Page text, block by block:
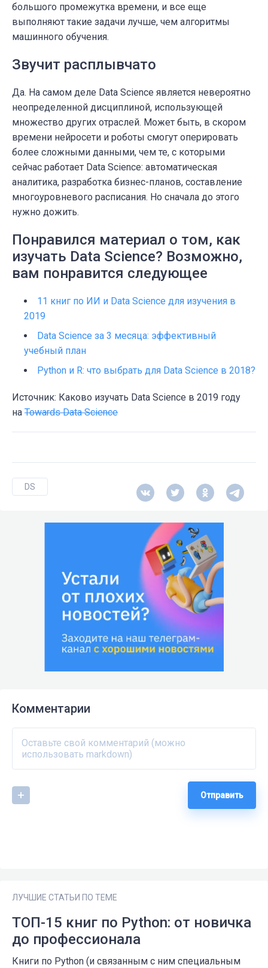
большого промежутка времени, и все еще
выполняют такие задачи лучше, чем алгоритмы
машинного обучения.
Звучит расплывчато
Да. На самом деле Data Science является невероятно
неопределенной дисциплиной, использующей
множество других отраслей. Может быть, в скором
времени нейросети и роботы смогут оперировать
более сложными данными, чем те, с которыми
сейчас работает Data Science: автоматическая
аналитика, разработка бизнес-планов, составление
многоуровневого расписания. Но сначала до этого
нужно дожить.
Понравился материал о том, как
изучать Data Science? Возможно,
вам понравится следующее
11 книг по ИИ и Data Science для изучения в
2019
Data Science за 3 месяца: эффективный
учебный план
Python и R: что выбрать для Data Science в 2018?
Источник: Каково изучать Data Science в 2019 году
на Towards Data Science
DS
Комментарии
Отправить
ЛУЧШИЕ СТАТЬИ ПО ТЕМЕ
ТОП-15 книг по Python: от новичка
до профессионала
Книги по Python (и связанным с ним специальным